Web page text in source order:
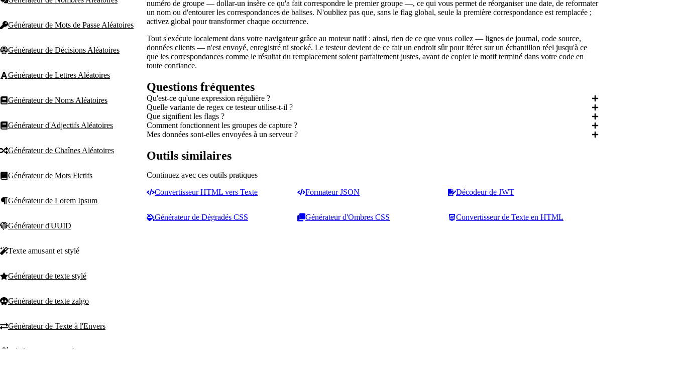
Générateur de Mots de Passe Aléatoires
Générateur de Décisions Aléatoires
Générateur de Lettres Aléatoires
Générateur de Noms Aléatoires
Générateur d'Adjectifs Aléatoires
Générateur de Chaînes Aléatoires
Générateur de Mots Fictifs
Générateur de Lorem Ipsum
Générateur d'UUID
Texte amusant et stylé
Générateur de texte stylé
Générateur de texte zalgo
Générateur de Texte à l'Envers
Générateur de texte à l'envers
numéro de groupe — dollar-un insère ce qu'a fait correspondre le premier groupe —, ce qui vous permet de réorganiser une date, de reformater
un nom ou d'entourer les correspondances de balises. N'oubliez pas que, sans le flag global, seule la première correspondance est remplacée ;
activez global pour transformer chaque occurrence.
Tout s'exécute localement dans votre navigateur grâce au moteur natif : ainsi, rien de ce que vous collez — lignes de journal, code source,
données clients — n'est envoyé, enregistré ni stocké. Le testeur devient de ce fait un endroit sûr pour itérer sur un échantillon réel jusqu'à ce
que les correspondances comme le résultat du remplacement soient parfaitement justes, avant de copier le motif terminé dans votre code en
toute confiance.
Questions fréquentes
Qu'est-ce qu'une expression régulière ?
Quelle variante de regex ce testeur utilise-t-il ?
Que signifient les flags ?
Comment fonctionnent les groupes de capture ?
Mes données sont-elles envoyées à un serveur ?
Outils similaires
Continuez avec ces outils pratiques
Convertisseur HTML vers Texte
Formateur JSON Décodeur de JWT
Générateur de Dégradés CSS Générateur d'Ombres CSS Convertisseur de Texte en HTML